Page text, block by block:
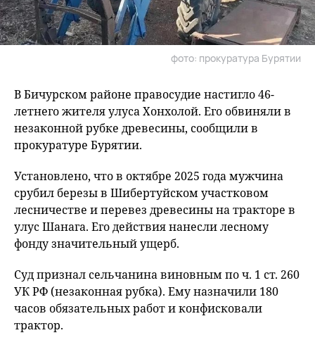
фото: прокуратура Бурятии
В Бичурском районе правосудие настигло 46-
летнего жителя улуса Хонхолой. Его обвиняли в
незаконной рубке древесины, сообщили в
прокуратуре Бурятии.
Установлено, что в октябре 2025 года мужчина
срубил березы в Шибертуйском участковом
лесничестве и перевез древесины на тракторе в
улус Шанага. Его действия нанесли лесному
фонду значительный ущерб.
Суд признал сельчанина виновным по ч. 1 ст. 260
УК РФ (незаконная рубка). Ему назначили 180
часов обязательных работ и конфисковали
трактор.